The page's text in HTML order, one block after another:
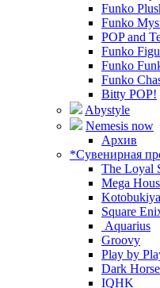
Funko
Funko
POP and
Funko
Funko
Funko
Bitty POP!
Abystyle
Nemesis now
Архив
*Сувенирная
The Loyal
Mega
Kotobukiya
Square
Aquarius
Groovy
Play by
Dark Horse
IQHK